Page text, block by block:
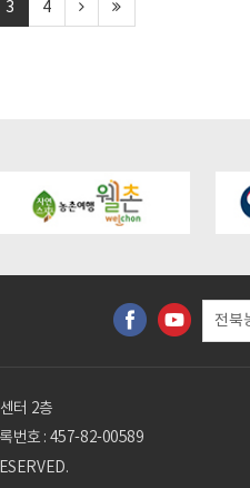
3 4
gochangmaeul.kr/bbs/board.php?
전북
터 2층
번호 : 457-82-00589